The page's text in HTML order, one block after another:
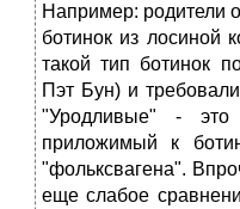
Например: родители
ботинок из лосиной
такой тип ботинок
Пэт Бун) и
"Уродливые" -
приложимый к
"фольксвагена".
еще слабое